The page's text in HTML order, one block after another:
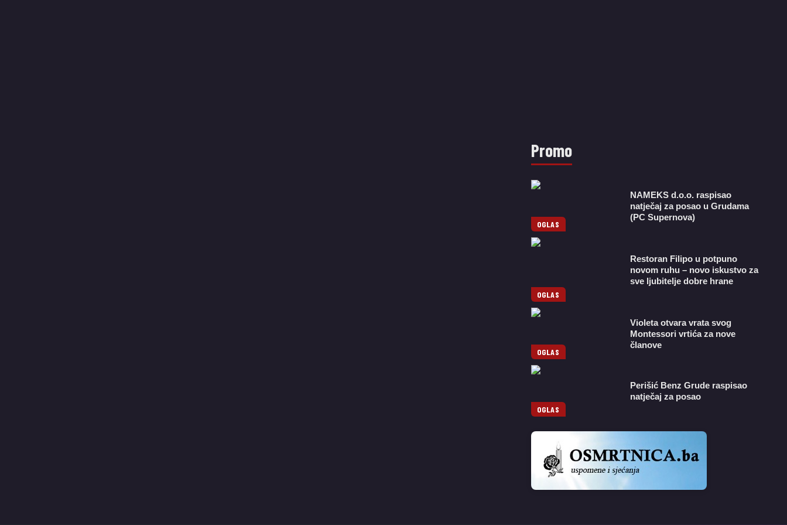
Promo
OGLAS
NAMEKS d.o.o. raspisao
natječaj za posao u Grudama
(PC Supernova)
OGLAS
Restoran Filipo u potpuno
novom ruhu – novo iskustvo za
sve ljubitelje dobre hrane
OGLAS
Violeta otvara vrata svog
Montessori vrtića za nove
članove
OGLAS
Perišić Benz Grude raspisao
natječaj za posao